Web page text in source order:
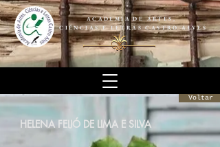
ACADEMIA DE ARTES,
CIÊNCIAS E LETRAS CASTRO ALVES
Voltar
HELENA FEIJÓ DE LIMA E SILVA